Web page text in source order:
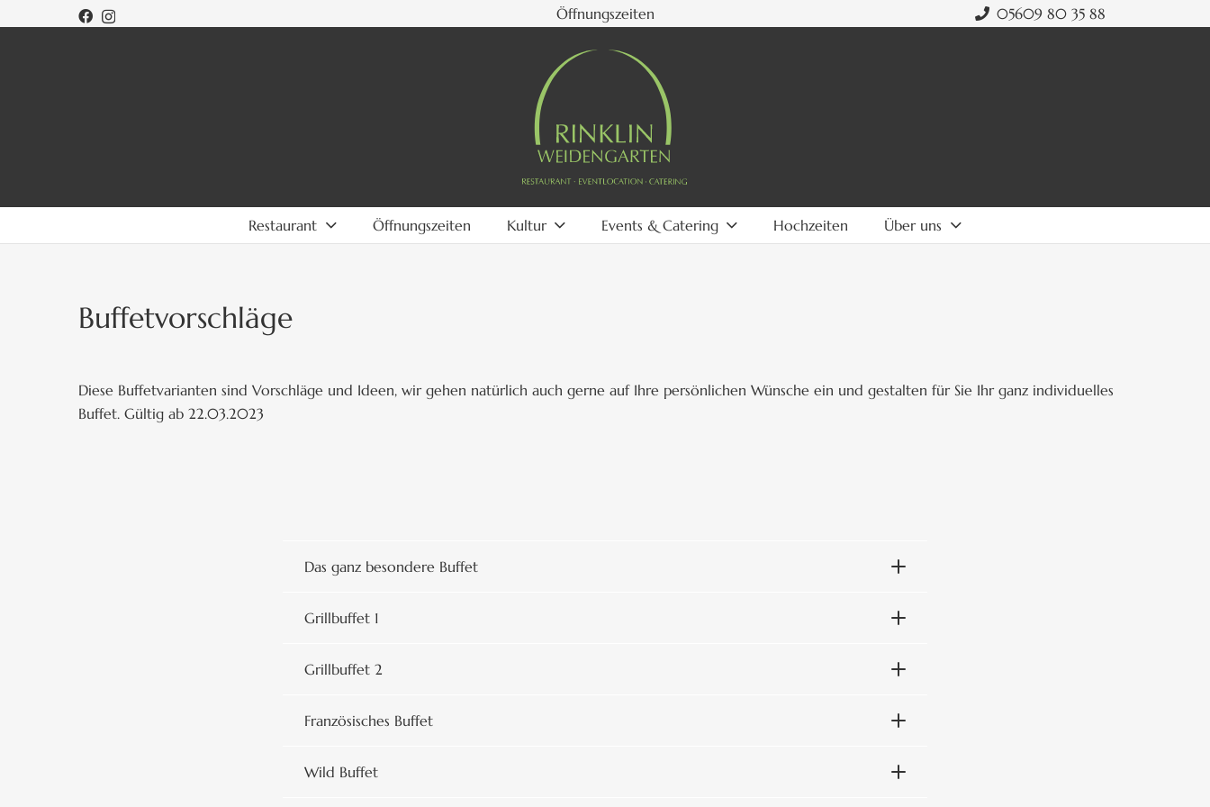
Öffnungszeiten 05609 80 35 88
Restaurant Öffnungszeiten Kultur Events & Catering Hochzeiten Über uns
Buffetvorschläge
Diese Buffetvarianten sind Vorschläge und Ideen, wir gehen natürlich auch gerne auf Ihre persönlichen Wünsche ein und gestalten für Sie Ihr ganz individuelles
Buffet. Gültig ab 22.03.2023
Das ganz besondere Buffet
Grillbuffet 1
Grillbuffet 2
Französisches Buffet
Wild Buffet